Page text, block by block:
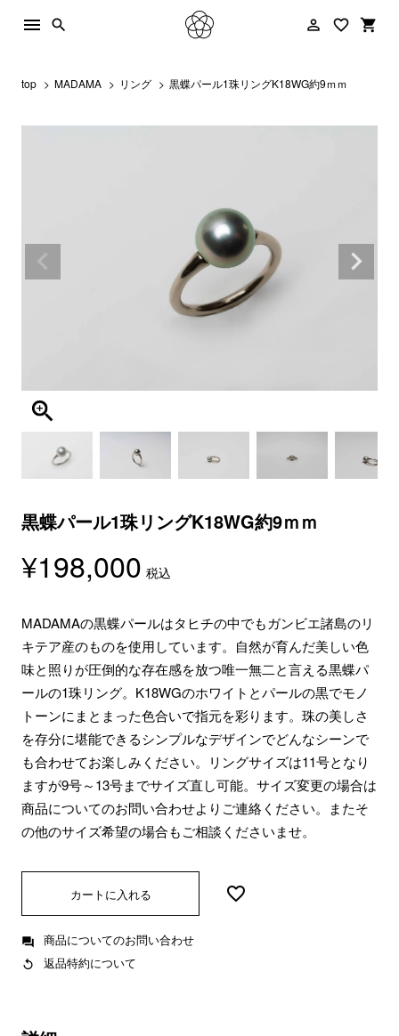
menu person_outline favorite_border shopping_cart
search
top MADAMA リング 黒蝶パール1珠リングK18WG約9ｍｍ
黒蝶パール1珠リングK18WG約9ｍｍ
¥198,000 税込
MADAMAの黒蝶パールはタヒチの中でもガンビエ諸島のリ
キテア産のものを使用しています。自然が育んだ美しい色
味と照りが圧倒的な存在感を放つ唯一無二と言える黒蝶パ
ールの1珠リング。K18WGのホワイトとパールの黒でモノ
トーンにまとまった色合いで指元を彩ります。珠の美しさ
を存分に堪能できるシンプルなデザインでどんなシーンで
も合わせてお楽しみください。リングサイズは11号となり
ますが9号～13号までサイズ直し可能。サイズ変更の場合は
商品についてのお問い合わせよりご連絡ください。またそ
の他のサイズ希望の場合もご相談くださいませ。
カートに入れる
商品についてのお問い合わせ
返品特約について